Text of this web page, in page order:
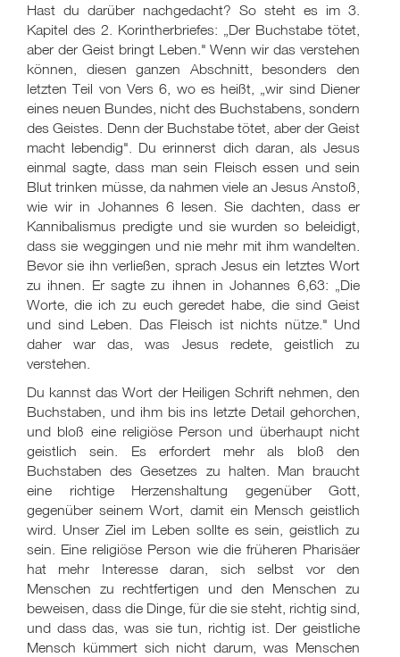
Hast du darüber nachgedacht? So steht es im 3.
Kapitel des 2. Korintherbriefes: „Der Buchstabe tötet,
aber der Geist bringt Leben." Wenn wir das verstehen
können, diesen ganzen Abschnitt, besonders den
letzten Teil von Vers 6, wo es heißt, „wir sind Diener
eines neuen Bundes, nicht des Buchstabens, sondern
des Geistes. Denn der Buchstabe tötet, aber der Geist
macht lebendig". Du erinnerst dich daran, als Jesus
einmal sagte, dass man sein Fleisch essen und sein
Blut trinken müsse, da nahmen viele an Jesus Anstoß,
wie wir in Johannes 6 lesen. Sie dachten, dass er
Kannibalismus predigte und sie wurden so beleidigt,
dass sie weggingen und nie mehr mit ihm wandelten.
Bevor sie ihn verließen, sprach Jesus ein letztes Wort
zu ihnen. Er sagte zu ihnen in Johannes 6,63: „Die
Worte, die ich zu euch geredet habe, die sind Geist
und sind Leben. Das Fleisch ist nichts nütze." Und
daher war das, was Jesus redete, geistlich zu
verstehen.
Du kannst das Wort der Heiligen Schrift nehmen, den
Buchstaben, und ihm bis ins letzte Detail gehorchen,
und bloß eine religiöse Person und überhaupt nicht
geistlich sein. Es erfordert mehr als bloß den
Buchstaben des Gesetzes zu halten. Man braucht
eine richtige Herzenshaltung gegenüber Gott,
gegenüber seinem Wort, damit ein Mensch geistlich
wird. Unser Ziel im Leben sollte es sein, geistlich zu
sein. Eine religiöse Person wie die früheren Pharisäer
hat mehr Interesse daran, sich selbst vor den
Menschen zu rechtfertigen und den Menschen zu
beweisen, dass die Dinge, für die sie steht, richtig sind,
und dass das, was sie tun, richtig ist. Der geistliche
Mensch kümmert sich nicht darum, was Menschen